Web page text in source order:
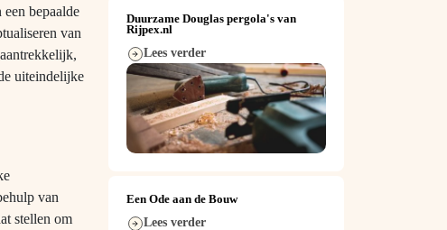
bepaalde
van
uiteindelijke
van
stellen om
Duurzame Douglas pergola's van
Rijpex.nl
Lees verder
Een Ode aan de Bouw
Lees verder